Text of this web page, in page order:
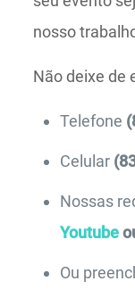
nosso
Não deixe de
Telefone
Celular
Nossas
Youtube
Ou